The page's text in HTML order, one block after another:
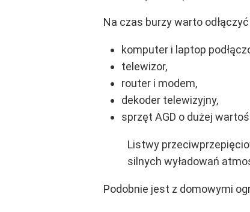
Na czas burzy warto
komputer i laptop
telewizor,
router i modem,
dekoder telewizyjny,
sprzęt AGD o dużej
Listwy
silnych wyładowań
Podobnie jest z domowymi